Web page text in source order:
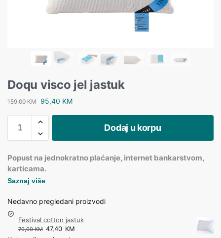
Doqu visco jel jastuk
159,00KM 95,40 KM
Dodaj u korpu
Popust na jednokratno plaćanje, internet bankarstvom,
karticama.
Saznaj više
Nedavno pregledani proizvodi
Festival cotton jastuk
79,00KM 47,40 KM